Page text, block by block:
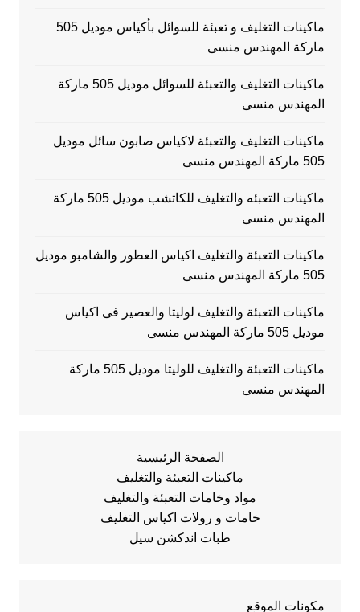
ماكينات التغليف و تعبئة للسوائل بأكياس موديل 505
ماركة المهندس منسى
ماكينات التغليف والتعبئة للسوائل موديل 505 ماركة
المهندس منسى
ماكينات التغليف والتعبئة لاكياس صابون سائل موديل
505 ماركة المهندس منسى
ماكينات التعبئه والتغليف للكاتشب موديل 505 ماركة
المهندس منسى
ماكينات التعبئة والتغليف اكياس العطور والشامبو موديل
505 ماركة المهندس منسى
ماكينات التعبئة والتغليف لوليتا والعصير فى اكياس
موديل 505 ماركة المهندس منسى
ماكينات التعبئة والتغليف للوليتا موديل 505 ماركة
المهندس منسى
الصفحة الرئيسية
ماكينات التعبئة والتغليف
مواد وخامات التعبئة والتغليف
خامات و رولات اكياس التغليف
طبات اندكشن سيل
مكونات الموقع